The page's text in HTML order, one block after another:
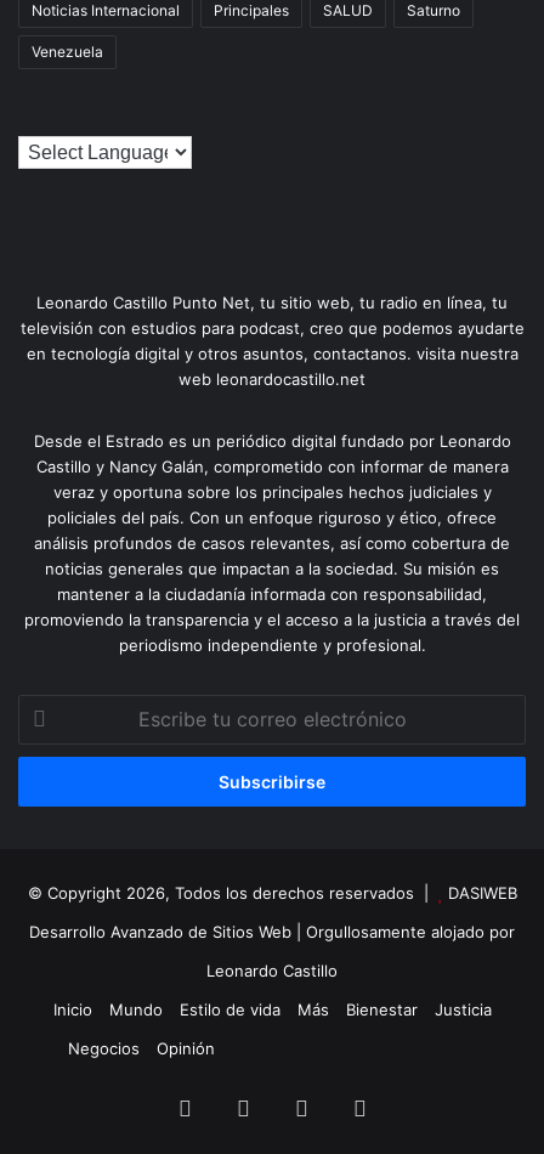
Noticias Internacional Principales SALUD Saturno
Venezuela
Leonardo Castillo Punto Net, tu sitio web, tu radio en línea, tu
televisión con estudios para podcast, creo que podemos ayudarte
en tecnología digital y otros asuntos, contactanos. visita nuestra
web leonardocastillo.net
Desde el Estrado es un periódico digital fundado por Leonardo
Castillo y Nancy Galán, comprometido con informar de manera
veraz y oportuna sobre los principales hechos judiciales y
policiales del país. Con un enfoque riguroso y ético, ofrece
análisis profundos de casos relevantes, así como cobertura de
noticias generales que impactan a la sociedad. Su misión es
mantener a la ciudadanía informada con responsabilidad,
promoviendo la transparencia y el acceso a la justicia a través del
periodismo independiente y profesional.
Escribe
correo
© Copyright 2026, Todos los derechos reservados |
DASIWEB
Desarrollo Avanzado de Sitios Web | Orgullosamente alojado por
Leonardo Castillo
Inicio
Mundo Estilo de vida Más Bienestar
Justicia
Negocios
Opinión
Facebook YouTube